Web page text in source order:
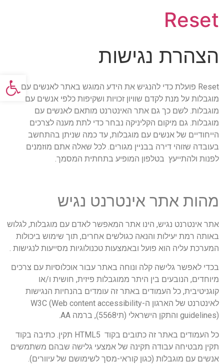
פתח
Reset
הצהרת נגישות
Reset פועלת כדי להנגיש את הידע המוגש באתר לאנשים עם
מוגבלות על מנת לקדם שוויון זכויות ושקיפות כלפי אנשים עם
מוגבלות. לשם כך גם אתר האינטרנט מותאם לאנשים עם
מוגבלות. גם מיקום הקליניקה נבחר כדי לתת מענה לצרכים
הייחודיים של אנשים עם מוגבלות, עד כמה שניתן בהתחשב
בעובדה שזוהי דירה בבניין מגורים. לכל שאלה אתם מוזמנים
לפנות ולהתייעץ בטלפון המופיע בתחתית המסמך.
מהות אתר אינטרנט נגיש
אתר אינטרנט נגיש, הינו אתר המאפשר לאדם עם מוגבלות, לגלוש
באותה רמת יעילות והנאה כגולשים אחרים, תוך שימוש ביכולות
המערכת עליה הוא פועל ובאמצעות טכנולוגיות מסייעות לנגישות .
בכדי לאפשר גלישה קלה ונוחה באתר עבור אוכלוסיות עם צרכים
מיוחדים, הנובעים בין היתר ממוגבלות פיזית, חושית ו/או
קוגניטיבית, כל העמודים באתר זה עומדים בהנחיות הנגישות
לאינטרנט של הארגון ה-W3C (Web content accessibility
guidelines) והתקן הישראלי (תי5568), ברמה AA.
כל העמודים באתר זה כתובים בקוד HTML5 תקין. כתיבה בקוד
תקין מבטיחה עבודה תקינה של אמצעי גלישה שבהם משתמשים
אנשים עם מוגבלות (כגון קוראי-מסך לשימושם של עיוורים).